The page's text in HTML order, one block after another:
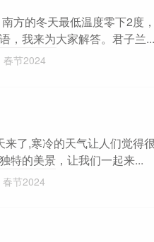
方的冬天最低温度零下2度
，我来为大家解答。君子兰...
春节2024
了,寒冷的天气让人们觉得
特的美景，让我们一起来...
春节2024